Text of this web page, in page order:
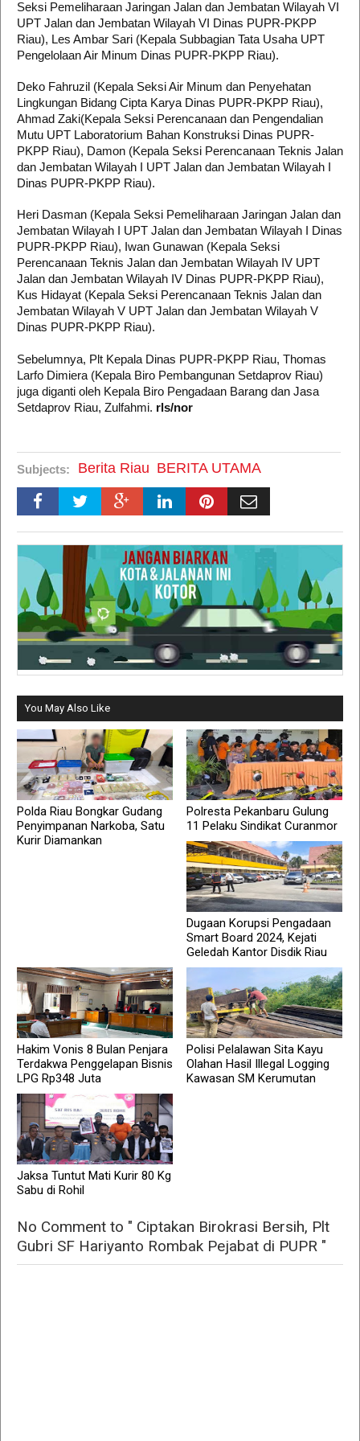
Seksi Pemeliharaan Jaringan Jalan dan Jembatan Wilayah VI
UPT Jalan dan Jembatan Wilayah VI Dinas PUPR-PKPP
Riau), Les Ambar Sari (Kepala Subbagian Tata Usaha UPT
Pengelolaan Air Minum Dinas PUPR-PKPP Riau).
Deko Fahruzil (Kepala Seksi Air Minum dan Penyehatan
Lingkungan Bidang Cipta Karya Dinas PUPR-PKPP Riau),
Ahmad Zaki(Kepala Seksi Perencanaan dan Pengendalian
Mutu UPT Laboratorium Bahan Konstruksi Dinas PUPR-
PKPP Riau), Damon (Kepala Seksi Perencanaan Teknis Jalan
dan Jembatan Wilayah I UPT Jalan dan Jembatan Wilayah I
Dinas PUPR-PKPP Riau).
Heri Dasman (Kepala Seksi Pemeliharaan Jaringan Jalan dan
Jembatan Wilayah I UPT Jalan dan Jembatan Wilayah I Dinas
PUPR-PKPP Riau), Iwan Gunawan (Kepala Seksi
Perencanaan Teknis Jalan dan Jembatan Wilayah IV UPT
Jalan dan Jembatan Wilayah IV Dinas PUPR-PKPP Riau),
Kus Hidayat (Kepala Seksi Perencanaan Teknis Jalan dan
Jembatan Wilayah V UPT Jalan dan Jembatan Wilayah V
Dinas PUPR-PKPP Riau).
Sebelumnya, Plt Kepala Dinas PUPR-PKPP Riau, Thomas
Larfo Dimiera (Kepala Biro Pembangunan Setdaprov Riau)
juga diganti oleh Kepala Biro Pengadaan Barang dan Jasa
Setdaprov Riau, Zulfahmi. rls/nor
Subjects: Berita Riau BERITA UTAMA
You May Also Like
Polda Riau Bongkar Gudang
Penyimpanan Narkoba, Satu
Kurir Diamankan
Polresta Pekanbaru Gulung
11 Pelaku Sindikat Curanmor
Dugaan Korupsi Pengadaan
Smart Board 2024, Kejati
Geledah Kantor Disdik Riau
Hakim Vonis 8 Bulan Penjara
Terdakwa Penggelapan Bisnis
LPG Rp348 Juta
Polisi Pelalawan Sita Kayu
Olahan Hasil Illegal Logging
Kawasan SM Kerumutan
Jaksa Tuntut Mati Kurir 80 Kg
Sabu di Rohil
No Comment to " Ciptakan Birokrasi Bersih, Plt
Gubri SF Hariyanto Rombak Pejabat di PUPR "